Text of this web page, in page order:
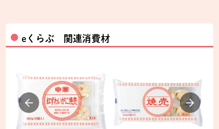
eくらぶ 関連消費材